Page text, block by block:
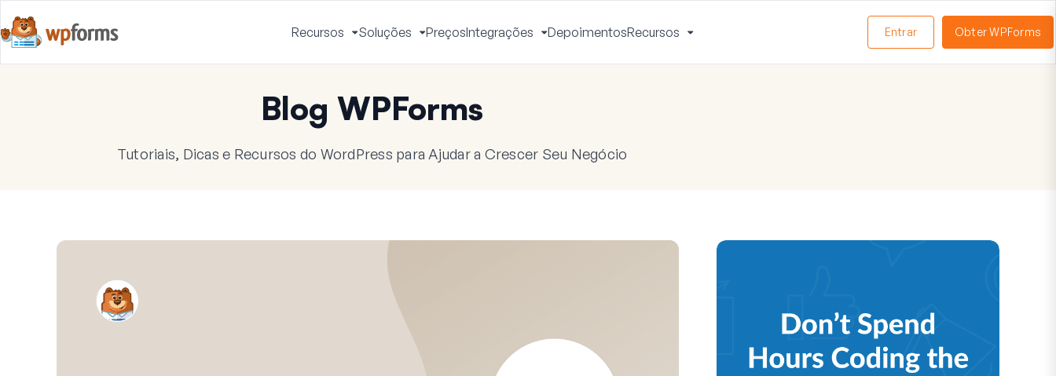
Recursos
Alternar
Menu
Soluções
Alternar
Menu
PreçosIntegrações
Alternar
Menu
DepoimentosRecursos
Menu
Entrar Obter WPForms
Blog WPForms
Tutoriais, Dicas e Recursos do WordPress para Ajudar a Crescer Seu Negócio